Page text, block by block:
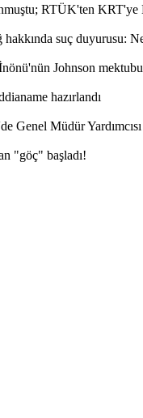
RTÜK'ten KRT'ye
suç duyurusu:
Johnson
hazırlandı
Genel Müdür
"göç" başladı!